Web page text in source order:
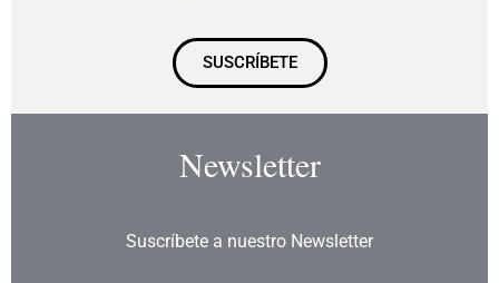
SUSCRÍBETE
Newsletter
Suscríbete a nuestro Newsletter